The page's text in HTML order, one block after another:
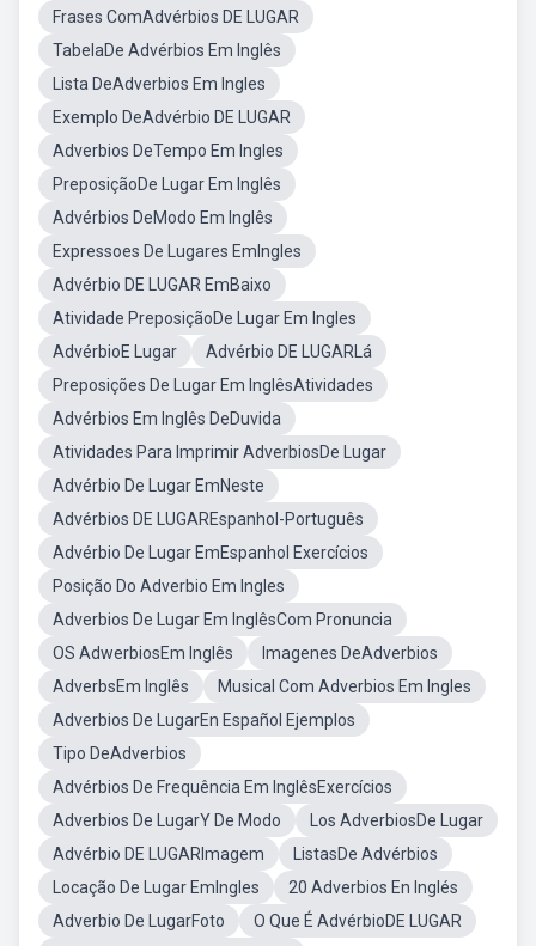
Frases ComAdvérbios DE LUGAR
TabelaDe Advérbios Em Inglês
Lista DeAdverbios Em Ingles
Exemplo DeAdvérbio DE LUGAR
Adverbios DeTempo Em Ingles
PreposiçãoDe Lugar Em Inglês
Advérbios DeModo Em Inglês
Expressoes De Lugares EmIngles
Advérbio DE LUGAR EmBaixo
Atividade PreposiçãoDe Lugar Em Ingles
AdvérbioE Lugar
Advérbio DE LUGARLá
Preposições De Lugar Em InglêsAtividades
Advérbios Em Inglês DeDuvida
Atividades Para Imprimir AdverbiosDe Lugar
Advérbio De Lugar EmNeste
Advérbios DE LUGAREspanhol-Português
Advérbio De Lugar EmEspanhol Exercícios
Posição Do Adverbio Em Ingles
Adverbios De Lugar Em InglêsCom Pronuncia
OS AdwerbiosEm Inglês
Imagenes DeAdverbios
AdverbsEm Inglês
Musical Com Adverbios Em Ingles
Adverbios De LugarEn Español Ejemplos
Tipo DeAdverbios
Advérbios De Frequência Em InglêsExercícios
Adverbios De LugarY De Modo
Los AdverbiosDe Lugar
Advérbio DE LUGARImagem
ListasDe Advérbios
Locação De Lugar EmIngles
20 Adverbios En Inglés
Adverbio De LugarFoto
O Que É AdvérbioDE LUGAR